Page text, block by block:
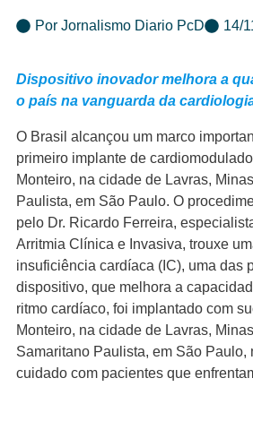
Por Jornalismo Diario PcD 14/
Dispositivo inovador melhora a
o país na vanguarda da
O Brasil alcançou um marco
primeiro implante de
Monteiro, na cidade de Lavras,
Paulista, em São Paulo. O
pelo Dr. Ricardo Ferreira,
Arritmia Clínica e Invasiva, trouxe
insuficiência cardíaca (IC), uma das
dispositivo, que melhora a
ritmo cardíaco, foi implantado com
Monteiro, na cidade de Lavras,
Samaritano Paulista, em São
cuidado com pacientes que